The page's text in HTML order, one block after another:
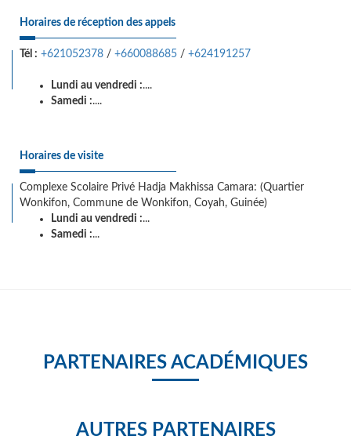
Horaires de réception des appels
Tél : +621052378 / +660088685 / +624191257
Lundi au vendredi :....
Samedi :....
Horaires de visite
Complexe Scolaire Privé Hadja Makhissa Camara: (Quartier
Wonkifon, Commune de Wonkifon, Coyah, Guinée)
Lundi au vendredi :...
Samedi :...
PARTENAIRES ACADÉMIQUES
AUTRES PARTENAIRES